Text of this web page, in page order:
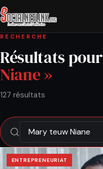
RECHERCHE
Résultats pour
Niane »
127 résultats
ENTREPRENEURIAT